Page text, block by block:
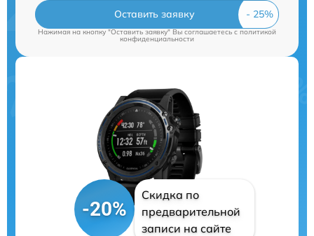
Оставить заявку
Нажимая на кнопку "Оставить заявку" Вы соглашаетесь cполитикой
конфиденциальности
-20%
Скидка по
предварительной
записи на сайте